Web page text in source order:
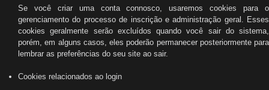
Se você criar uma conta connosco, usaremos cookies para o
gerenciamento do processo de inscrição e administração geral. Esses
cookies geralmente serão excluídos quando você sair do sistema,
porém, em alguns casos, eles poderão permanecer posteriormente para
lembrar as preferências do seu site ao sair.
Cookies relacionados ao login